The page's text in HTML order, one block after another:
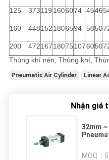
125 373119 1606074 4546
160 4481521806594 5850
200 472167180751076050
Thùng khí nén, Thùng khí,
Pneumatic Air Cylinder Linear
Nhận giá
32mm ~
Không
MOQ：